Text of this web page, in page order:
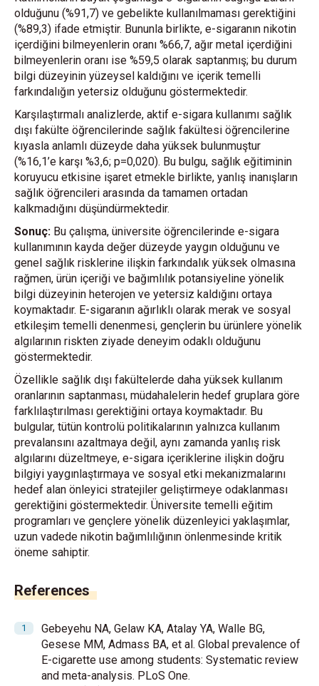
olduğunu (%91,7) ve gebelikte kullanılmaması gerektiğini
(%89,3) ifade etmiştir. Bununla birlikte, e-sigaranın nikotin
içerdiğini bilmeyenlerin oranı %66,7, ağır metal içerdiğini
bilmeyenlerin oranı ise %59,5 olarak saptanmış; bu durum
bilgi düzeyinin yüzeysel kaldığını ve içerik temelli
farkındalığın yetersiz olduğunu göstermektedir.
Karşılaştırmalı analizlerde, aktif e-sigara kullanımı sağlık
dışı fakülte öğrencilerinde sağlık fakültesi öğrencilerine
kıyasla anlamlı düzeyde daha yüksek bulunmuştur
(%16,1’e karşı %3,6; p=0,020). Bu bulgu, sağlık eğitiminin
koruyucu etkisine işaret etmekle birlikte, yanlış inanışların
sağlık öğrencileri arasında da tamamen ortadan
kalkmadığını düşündürmektedir.
Sonuç: Bu çalışma, üniversite öğrencilerinde e-sigara
kullanımının kayda değer düzeyde yaygın olduğunu ve
genel sağlık risklerine ilişkin farkındalık yüksek olmasına
rağmen, ürün içeriği ve bağımlılık potansiyeline yönelik
bilgi düzeyinin heterojen ve yetersiz kaldığını ortaya
koymaktadır. E-sigaranın ağırlıklı olarak merak ve sosyal
etkileşim temelli denenmesi, gençlerin bu ürünlere yönelik
algılarının riskten ziyade deneyim odaklı olduğunu
göstermektedir.
Özellikle sağlık dışı fakültelerde daha yüksek kullanım
oranlarının saptanması, müdahalelerin hedef gruplara göre
farklılaştırılması gerektiğini ortaya koymaktadır. Bu
bulgular, tütün kontrolü politikalarının yalnızca kullanım
prevalansını azaltmaya değil, aynı zamanda yanlış risk
algılarını düzeltmeye, e-sigara içeriklerine ilişkin doğru
bilgiyi yaygınlaştırmaya ve sosyal etki mekanizmalarını
hedef alan önleyici stratejiler geliştirmeye odaklanması
gerektiğini göstermektedir. Üniversite temelli eğitim
programları ve gençlere yönelik düzenleyici yaklaşımlar,
uzun vadede nikotin bağımlılığının önlenmesinde kritik
öneme sahiptir.
References
Gebeyehu NA, Gelaw KA, Atalay YA, Walle BG,
Gesese MM, Admass BA, et al. Global prevalence of
E-cigarette use among students: Systematic review
and meta-analysis. PLoS One.